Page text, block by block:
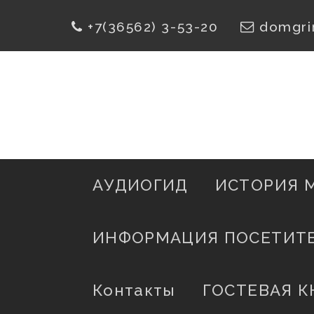
To
+7(36562) 3-53-20
АУДИОГИД ИСТОРИЯ
ИНФОРМАЦИЯ
Контакты ГОСТЕВАЯ